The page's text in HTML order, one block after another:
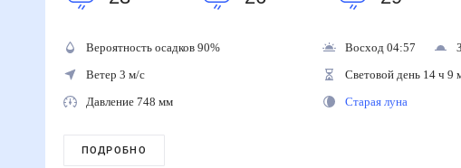
Вероятность осадков 90%
Ветер 3 м/с
Давление 748 мм
Восход 04:57
Световой день 14 ч 9
Старая луна
ПОДРОБНО